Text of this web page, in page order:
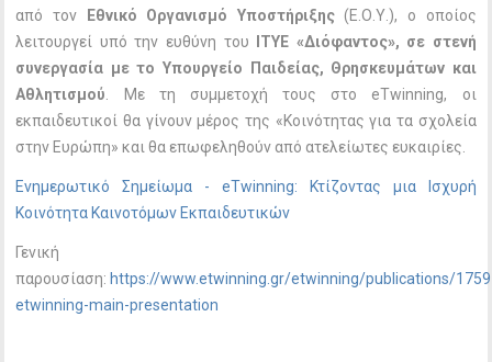
από τον
Εθνικό Οργανισμό Υποστήριξης(Ε.Ο.Υ.), ο οποίος
λειτουργεί υπό την ευθύνη του ΙΤΥΕ «Διόφαντος», σε στενή
συνεργασία με το Υπουργείο Παιδείας, Θρησκευμάτων και
Αθλητισμού. Με τη συμμετοχή τους στο eTwinning, οι
εκπαιδευτικοί θα γίνουν μέρος της «Κοινότητας για τα σχολεία
στην Ευρώπη» και θα επωφεληθούν από ατελείωτες ευκαιρίες.
Ενημερωτικό Σημείωμα - eTwinning: Κτίζοντας μια Ισχυρή
Κοινότητα Καινοτόμων Εκπαιδευτικών
Γενική
παρουσίαση: https://www.etwinning.gr/etwinning/publications/
etwinning-main-presentation